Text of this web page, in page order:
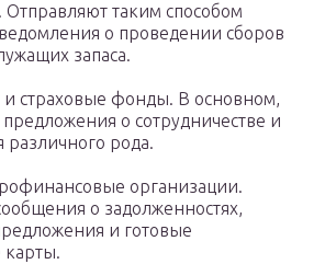
таким способом
о проведении сборов
запаса.
страховые фонды. В основном,
о сотрудничестве и
различного рода.
организации.
о задолженностях,
и готовые
карты.